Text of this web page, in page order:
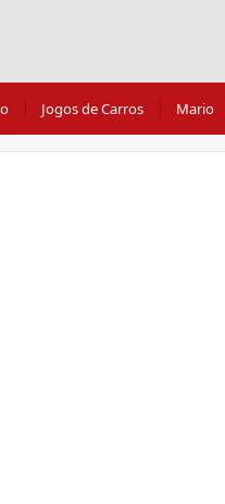
Jogos de Carros Mario